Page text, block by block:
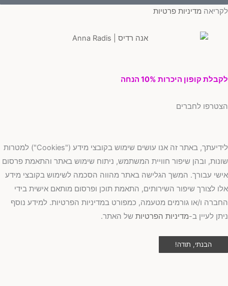
מדיניות פרטיות
קופון היכרות 10% הנחה
לחברים
לידיעתך, באתר זה אנו עושים שימוש בקובצי מידע ("Cookies") למטרות
ובהן שיפור חוויית המשתמש, ניתוח שימוש באתר והתאמת פרסום
עבורך. המשך הגלישה באתר מהווה הסכמה לשימוש בקובצי מידע
לצורך שיפור השירותים, התאמת תוכן ופרסום מותאם אישית בידי
ו/או גורמים מטעמה, כמפורט במדיניות הפרטיות. למידע נוסף
לעיין ב-מדיניות הפרטיותשל האתר.
הבנתי, תודה!